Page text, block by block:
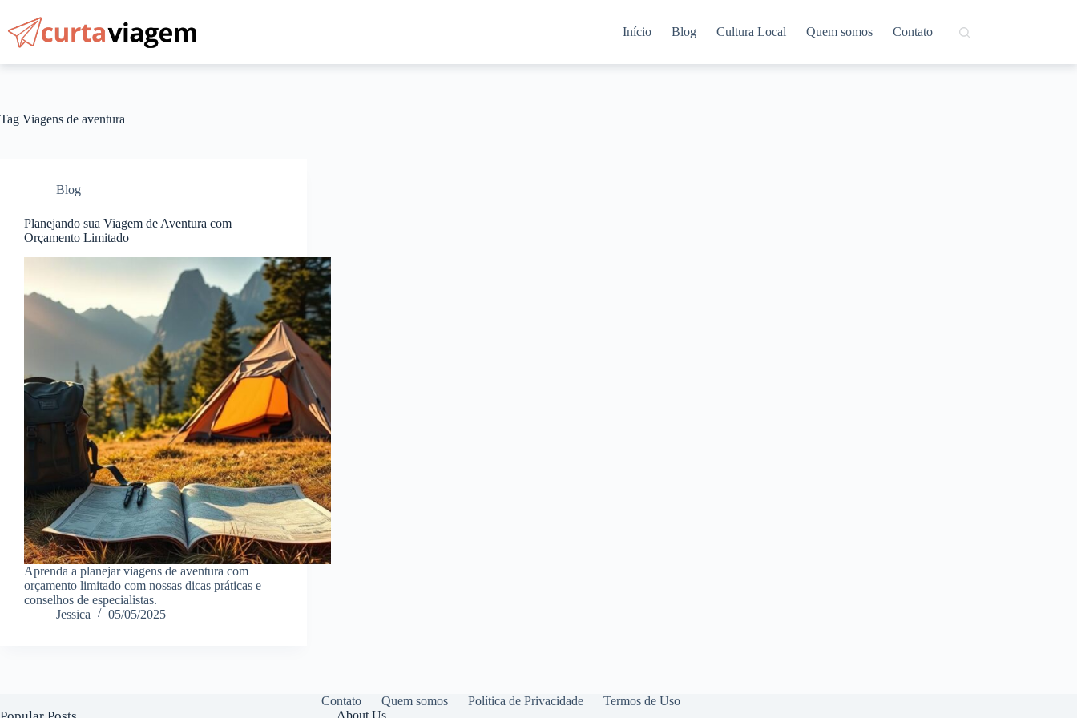
conteúdo
Início Blog Cultura Local Quem somos Contato
Tag Viagens de aventura
Blog
Planejando sua Viagem de Aventura com
Orçamento Limitado
Aprenda a planejar viagens de aventura com
orçamento limitado com nossas dicas práticas e
conselhos de especialistas.
Jessica
05/05/2025
Contato Quem somos Política de Privacidade Termos de Uso